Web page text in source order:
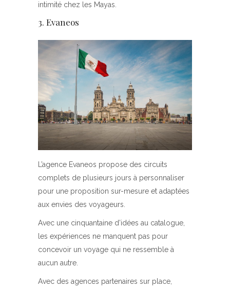
intimité chez les Mayas.
3. Evaneos
L’agence Evaneos propose des circuits
complets de plusieurs jours à personnaliser
pour une proposition sur-mesure et adaptées
aux envies des voyageurs.
Avec une cinquantaine d’idées au catalogue,
les expériences ne manquent pas pour
concevoir un voyage qui ne ressemble à
aucun autre.
Avec des agences partenaires sur place,